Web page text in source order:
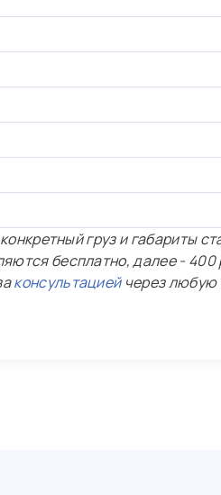
груз и габариты
бесплатно, далее - 400
консультациейчерез любую